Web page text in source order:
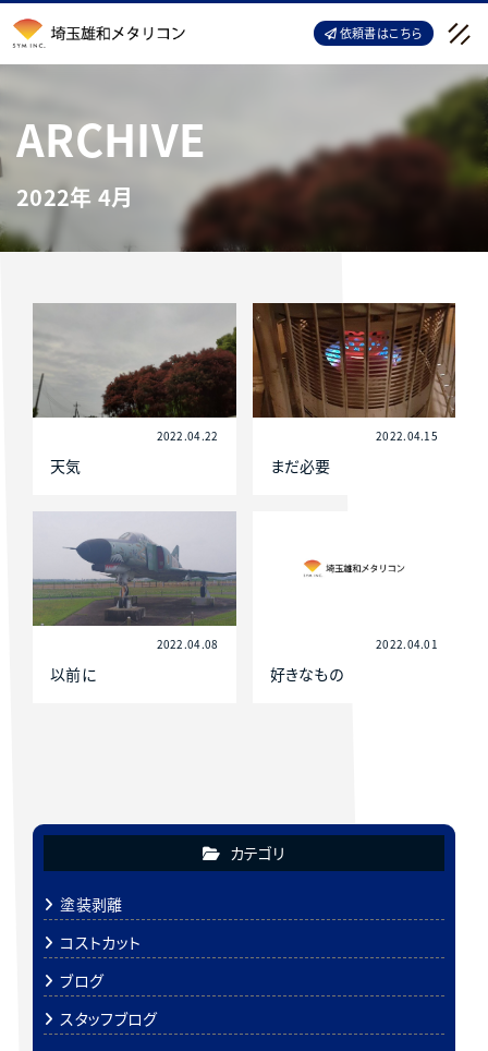
依頼書はこちら
2022年 4月
天気
2022.04.22
まだ必要
2022.04.15
以前に
2022.04.08
好きなもの
2022.04.01
カテゴリ
塗装剥離
コストカット
ブログ
スタッフブログ